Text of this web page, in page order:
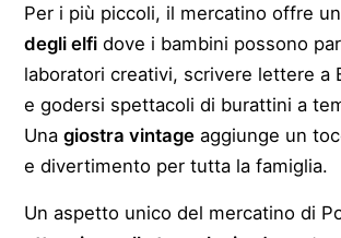
Per i più piccoli, il mercatino offre
degli elfi dove i bambini possono
laboratori creativi, scrivere lettere a
e godersi spettacoli di burattini a
Unagiostra vintage aggiunge un
e divertimento per tutta la famiglia.
Un aspetto unico del mercatino di